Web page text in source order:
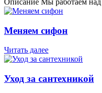
Меняем сифон
Читать далее
Уход за сантехникой